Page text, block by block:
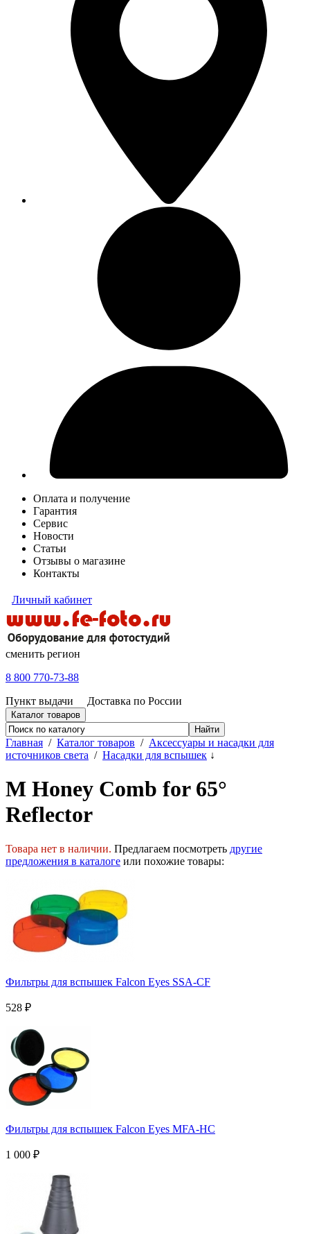
Оплата и получение
Гарантия
Сервис
Новости
Статьи
Отзывы о магазине
Контакты
Личный кабинет
сменить регион
8 800 770-73-88
Пункт выдачи
Доставка по России
Каталог товаров
Главная / Каталог товаров / Аксессуары и насадки для
источников света / Насадки для вспышек ↓
M Honey Comb for 65°
Reflector
Товара нет в наличии. Предлагаем посмотреть другие
предложения в каталоге или похожие товары:
Фильтры для вспышек Falcon Eyes SSA-CF
528 ₽
Фильтры для вспышек Falcon Eyes MFA-HC
1 000 ₽